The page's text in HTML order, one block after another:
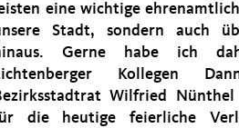
eine wichtige
Stadt, sondern auch
Gerne habe ich
Kollegen
Wilfried
die heutige feierliche